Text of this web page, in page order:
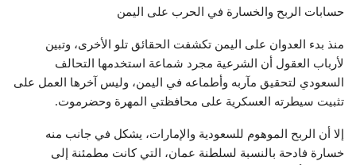
حسابات الربح والخسارة في الحرب على اليمن
منذ بدء العدوان على اليمن تكشفت الحقائق تلو الأخرى، وتبين
لأرباب العقول أن الشرعية مجرد شماعة استخدمها التحالف
السعودي لتحقيق مآربه وأطماعه في اليمن، وليس آخرها العمل على
تثبيت سيطرته العسكرية على محافظتي المهرة وحضرموت.
إلا أن الربح الموهوم للسعودية والإمارات، يشكل في جانب منه
خسارة فادحة بالنسبة لسلطنة عمان، التي كانت مطمئنة إلى